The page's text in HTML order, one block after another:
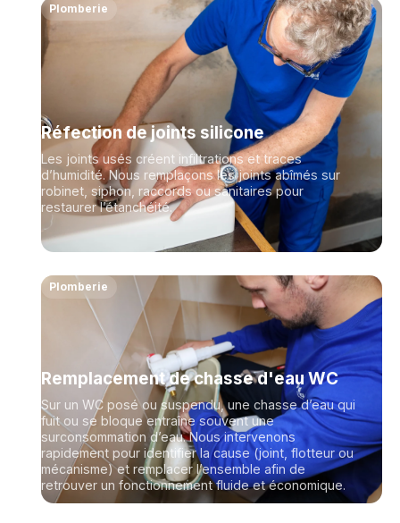
Plomberie
Réfection de joints silicone
Les joints usés créent infiltrations et traces
d’humidité. Nous remplaçons les joints abîmés sur
robinet, siphon, raccords ou sanitaires pour
restaurer l’étanchéité.
Plomberie
Remplacement de chasse d'eau WC
Sur un WC posé ou suspendu, une chasse d’eau qui
fuit ou se bloque entraîne souvent une
surconsommation d’eau. Nous intervenons
rapidement pour identifier la cause (joint, flotteur ou
mécanisme) et remplacer l’ensemble afin de
retrouver un fonctionnement fluide et économique.